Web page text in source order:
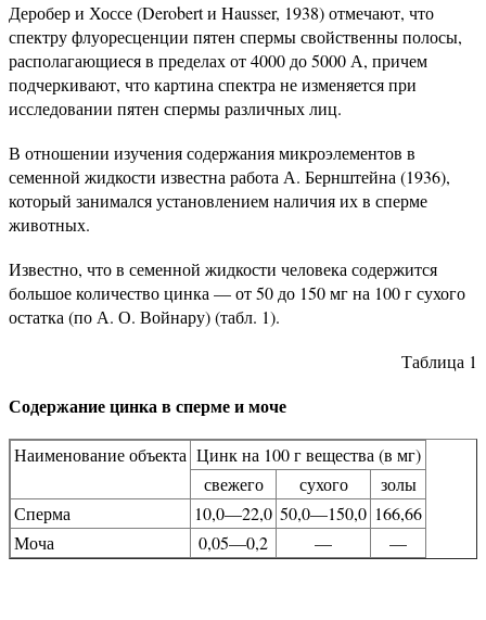
Деробер и Хоссе (Derobert и Hausser, 1938) отмечают, что
спектру флуоресценции пятен спермы свойственны полосы,
располагающиеся в пределах от 4000 до 5000 А, причем
подчеркивают, что картина спектра не изменяется при
исследовании пятен спермы различных лиц.
В отношении изучения содержания микроэлементов в
семенной жидкости известна работа А. Бернштейна (1936),
который занимался установлением наличия их в сперме
животных.
Известно, что в семенной жидкости человека содержится
большое количество цинка — от 50 до 150 мг на 100 г сухого
остатка (по А. О. Войнару) (табл. 1).
Таблица 1
Содержание цинка в сперме и моче
Наименование объекта Цинк на 100 г вещества (в мг)
свежего
сухого
золы
Сперма
10,0—22,0 50,0—150,0 166,66
Моча
0,05—0,2 — —